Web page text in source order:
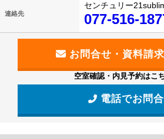
連絡先
センチュリー
077-516-
空室確認・内見予約はこ
電話でお問